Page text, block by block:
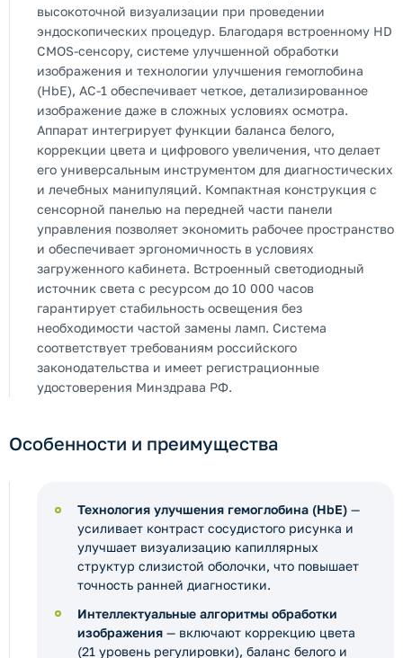
высокоточной визуализации при проведении
эндоскопических процедур. Благодаря встроенному HD
CMOS-сенсору, системе улучшенной обработки
изображения и технологии улучшения гемоглобина
(HbE), AC-1 обеспечивает четкое, детализированное
изображение даже в сложных условиях осмотра.
Аппарат интегрирует функции баланса белого,
коррекции цвета и цифрового увеличения, что делает
его универсальным инструментом для диагностических
и лечебных манипуляций. Компактная конструкция с
сенсорной панелью на передней части панели
управления позволяет экономить рабочее пространство
и обеспечивает эргономичность в условиях
загруженного кабинета. Встроенный светодиодный
источник света с ресурсом до 10 000 часов
гарантирует стабильность освещения без
необходимости частой замены ламп. Система
соответствует требованиям российского
законодательства и имеет регистрационные
удостоверения Минздрава РФ.
Особенности и преимущества
Технология улучшения гемоглобина (HbE) —
усиливает контраст сосудистого рисунка и
улучшает визуализацию капиллярных
структур слизистой оболочки, что повышает
точность ранней диагностики.
Интеллектуальные алгоритмы обработки
изображения — включают коррекцию цвета
(21 уровень регулировки), баланс белого и